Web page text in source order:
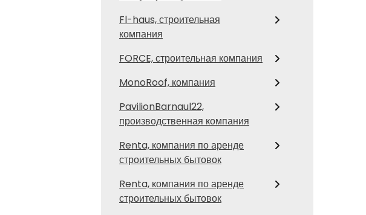
Fl-haus, строительная
компания
FORCE, строительная компания
MonoRoof, компания
PavilionBarnaul22,
производственная компания
Renta, компания по аренде
строительных бытовок
Renta, компания по аренде
строительных бытовок